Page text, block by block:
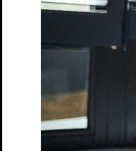
Spielplan
Abendkasse
Tickets und Preise
Abonnements
Spielorte
Zugänglichkeit